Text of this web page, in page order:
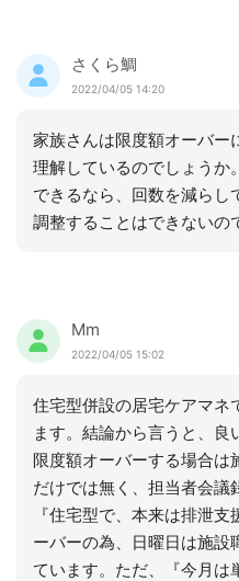
さくら鯛
2022/04/05 14:20
家族さんは限度額オーバー
理解しているのでしょうか。
できるなら、回数を減らし
調整することはできないの
Mm
2022/04/05 15:02
住宅型併設の居宅ケアマネ
ます。結論から言うと、
限度額オーバーする場合
だけでは無く、担当者会議
『住宅型で、本来は排泄
ーバーの為、日曜日は施設
ています。ただ、『今月は